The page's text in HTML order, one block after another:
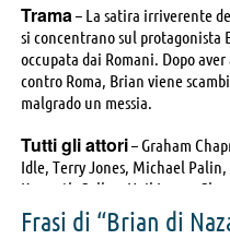
Trama – La satira irriverente
si concentrano sul protagonista
occupata dai Romani. Dopo
contro Roma, Brian viene
malgrado un messia.
Tutti gli attori– Graham
Idle, Terry Jones, Michael Palin,
Kenneth Colley, Neil Innes,
Taylor, Sue Jones-Davies, Peter
Andrew MacLachlan, Bernard
Frasi di “Brian di